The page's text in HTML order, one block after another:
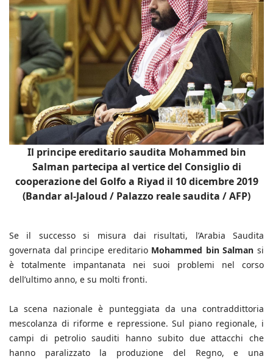
Il principe ereditario saudita Mohammed bin
Salman partecipa al vertice del Consiglio di
cooperazione del Golfo a Riyad il 10 dicembre 2019
(Bandar al-Jaloud / Palazzo reale saudita / AFP)
Se il successo si misura dai risultati, l’Arabia Saudita
governata dal principe ereditario Mohammed bin Salman si
è totalmente impantanata nei suoi problemi nel corso
dell’ultimo anno, e su molti fronti.
La scena nazionale è punteggiata da una contraddittoria
mescolanza di riforme e repressione. Sul piano regionale, i
campi di petrolio sauditi hanno subito due attacchi che
hanno paralizzato la produzione del Regno, e una